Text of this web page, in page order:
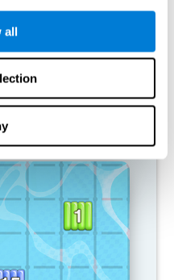
all
zu eliminieren. Wenn
nicht verwendet wird,
dadurch zunehmend
Funktion schwächer,
weniger effektiv